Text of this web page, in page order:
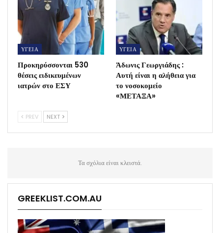
ΥΓΕΙΑ
Προκηρύσσονται 530
θέσεις ειδικευμένων
ιατρών στο ΕΣΥ
ΥΓΕΙΑ
Άδωνις Γεωργιάδης :
Αυτή είναι η αλήθεια για
το νοσοκομείο
«ΜΕΤΑΞΑ»
PREV NEXT
Τα σχόλια είναι κλειστά.
GREEKLIST.COM.AU